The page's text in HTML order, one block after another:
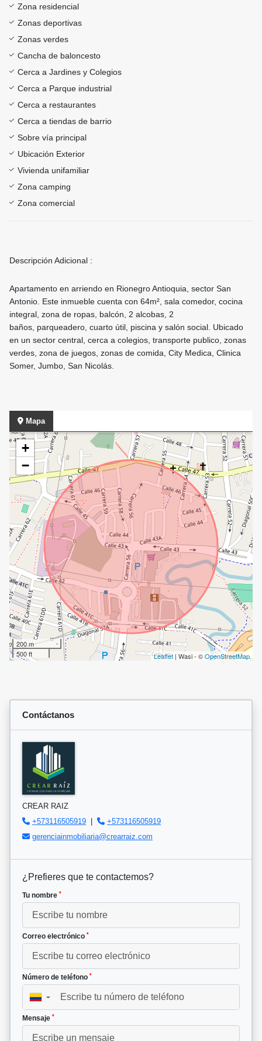
Zona residencial
Zonas deportivas
Zonas verdes
Cancha de baloncesto
Cerca a Jardines y Colegios
Cerca a Parque industrial
Cerca a restaurantes
Cerca a tiendas de barrio
Sobre vía principal
Ubicación Exterior
Vivienda unifamiliar
Zona camping
Zona comercial
Descripción Adicional :
Apartamento en arriendo en Rionegro Antioquia, sector San
Antonio. Este inmueble cuenta con 64m², sala comedor, cocina
integral, zona de ropas, balcón, 2 alcobas, 2
baños, parqueadero, cuarto útil, piscina y salón social. Ubicado
en un sector central, cerca a colegios, transporte publico, zonas
verdes, zona de juegos, zonas de comida, City Medica, Clinica
Somer, Jumbo, San Nicolás.
Mapa
+
−
200 m
500 ft
Leaflet | Wasi - ©OpenStreetMap
Contáctanos
CREAR RAIZ
+573116505919
+573116505919
gerenciainmobiliaria@crearraiz.com
¿Prefieres que te contactemos?
Tu nombre *
Correo electrónico *
Número de teléfono *
▼
Mensaje *